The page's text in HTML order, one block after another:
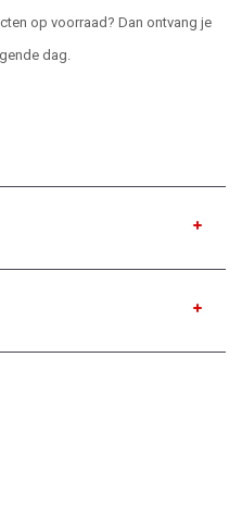
op voorraad? Dan ontvang je
dag.